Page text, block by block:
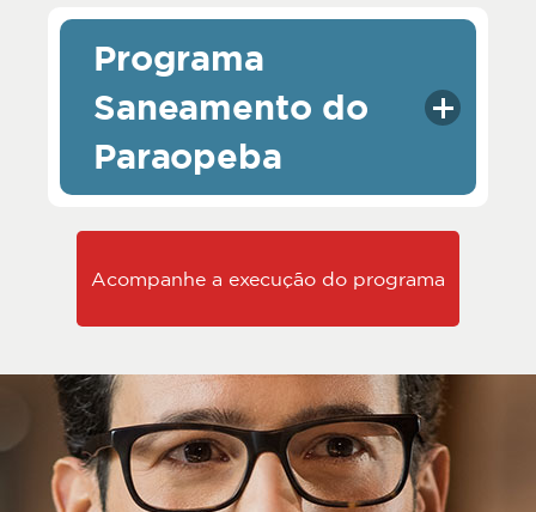
Programa
Saneamento do
Paraopeba
Acompanhe a execução do programa